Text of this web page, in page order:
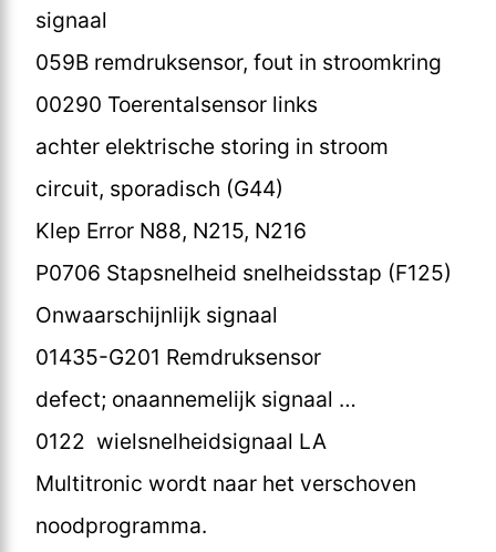
signaal
059B remdruksensor, fout in stroomkring
00290 Toerentalsensor links
achter elektrische storing in stroom
circuit, sporadisch (G44)
Klep Error N88, N215, N216
P0706 Stapsnelheid snelheidsstap (F125)
Onwaarschijnlijk signaal
01435-G201 Remdruksensor
defect; onaannemelijk signaal …
0122 wielsnelheidsignaal LA
Multitronic wordt naar het verschoven
noodprogramma.